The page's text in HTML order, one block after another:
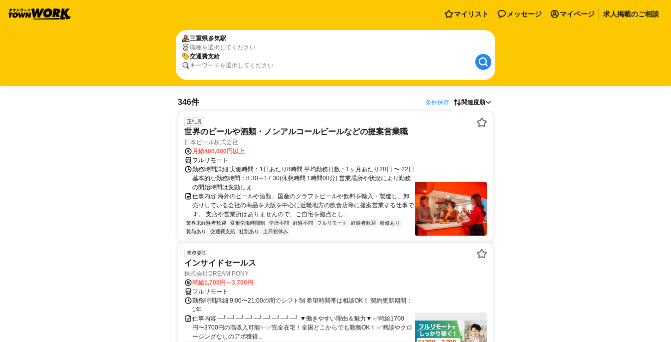
マイリスト メッセージ マイページ 求人掲載のご相談
三重県多気駅
職種を選択してください
交通費支給
キーワードを選択してください
346件 条件保存 関連度順
正社員
世界のビールや酒類・ノンアルコールビールなどの提案営業職
日本ビール株式会社
月給400,000円以上
フルリモート
勤務時間詳細 実働時間：1日あたり8時間 平均勤務日数：1ヶ月あたり20日 〜 22日
基本的な勤務時間：8:30～17:30(休憩時間 1時間00分) 営業場所や状況により勤務
の開始時間は変動しま...
仕事内容 海外のビールや酒類、国産のクラフトビールや飲料を輸入・製造し、卸
売りしている会社の商品を大阪を中心に近畿地方の飲食店等に提案営業する仕事で
す。 支店や営業所はありませんので、ご自宅を拠点とし...
業界未経験者歓迎 変形労働時間制 学歴不問 経験不問 フルリモート 経験者歓迎
研修あり
賞与あり
交通費支給 社割あり 土日祝休み
業務委託
インサイドセールス
株式会社DREAM PONY
時給1,700円～3,700円
フルリモート
勤務時間詳細 9:00〜21:00の間でシフト制 希望時間帯は相談OK！ 契約更新期間：
1年
仕事内容 ─┘─┘─┘─┘─┘─┘─┘─┘─┘ ▼働きやすい理由＆魅力▼ ✅時給1700
円〜3700円の高収入可能✨ ✅完全在宅！全国どこからでも勤務OK！ ✅商談やクロ
ージングなしのアポ獲得...